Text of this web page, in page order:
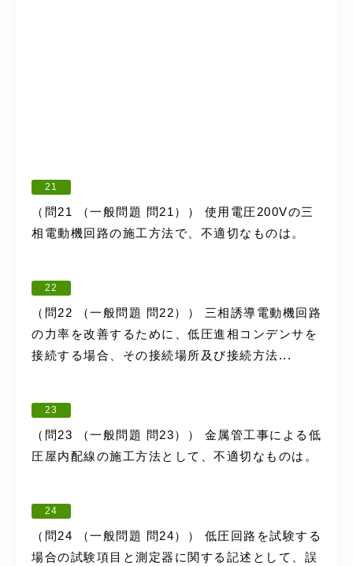
21
（問21 （一般問題 問21）） 使用電圧200Vの三
相電動機回路の施工方法で、不適切なものは。
22
（問22 （一般問題 問22）） 三相誘導電動機回路
の力率を改善するために、低圧進相コンデンサを
接続する場合、その接続場所及び接続方法...
23
（問23 （一般問題 問23）） 金属管工事による低
圧屋内配線の施工方法として、不適切なものは。
24
（問24 （一般問題 問24）） 低圧回路を試験する
場合の試験項目と測定器に関する記述として、誤